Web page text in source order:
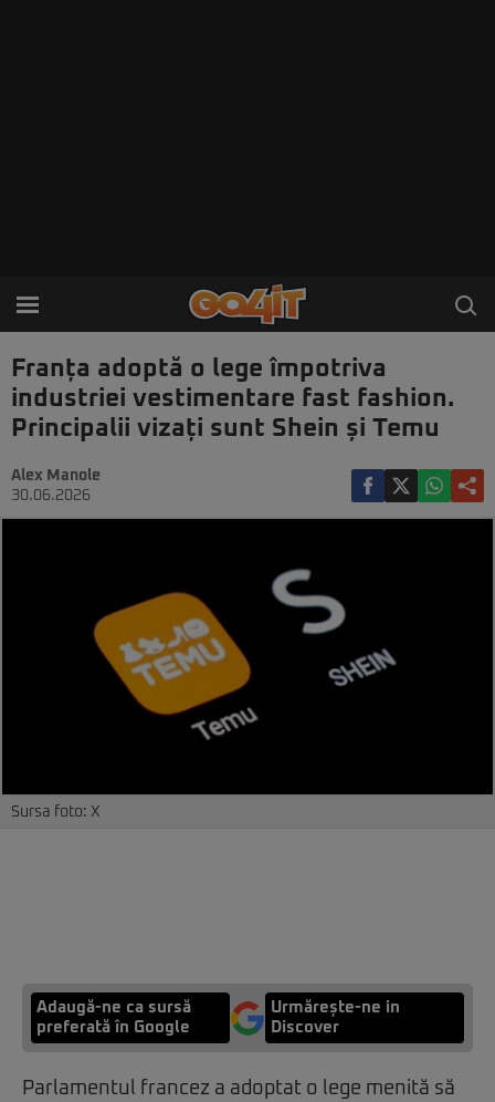
Franța adoptă o lege împotriva
industriei vestimentare fast fashion.
Principalii vizați sunt Shein și Temu
Alex Manole
30.06.2026
Sursa foto: X
Adaugă-ne ca sursă
preferată în Google
Urmărește-ne in
Discover
Parlamentul francez a adoptat o lege menită să